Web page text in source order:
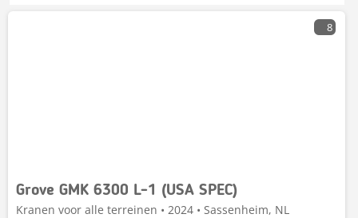
8
Grove GMK 6300 L-1 (USA SPEC)
Kranen voor alle terreinen • 2024 • Sassenheim, NL